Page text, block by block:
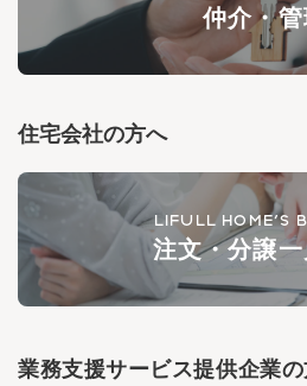
仲介・管
住宅会社の方へ
LIFULL HOME'S
注文・分譲
業務支援サービス提供企業